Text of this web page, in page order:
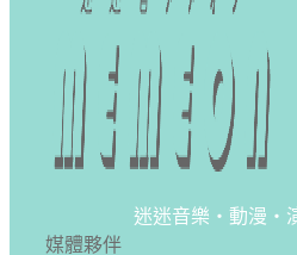
迷迷音樂・動漫・
媒體夥伴